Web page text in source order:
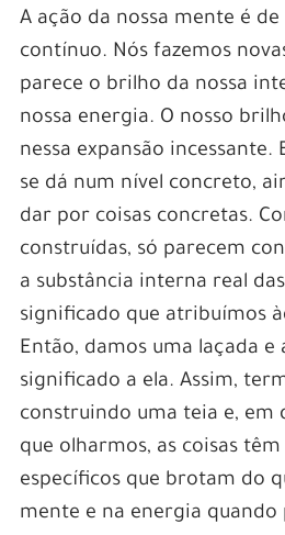
A ação da nossa mente é
contínuo. Nós fazemos
parece o brilho da nossa
nossa energia. O nosso
nessa expansão incessante.
se dá num nível concreto,
dar por coisas concretas.
construídas, só parecem
a substância interna real
significado que atribuímos
Então, damos uma laçada
significado a ela. Assim,
construindo uma teia e, em
que olharmos, as coisas
específicos que brotam do
mente e na energia quando